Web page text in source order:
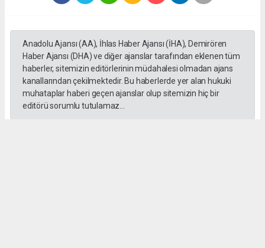
Anadolu Ajansı (AA), İhlas Haber Ajansı (İHA), Demirören
Haber Ajansı (DHA) ve diğer ajanslar tarafından eklenen tüm
haberler, sitemizin editörlerinin müdahalesi olmadan ajans
kanallarından çekilmektedir. Bu haberlerde yer alan hukuki
muhataplar haberi geçen ajanslar olup sitemizin hiç bir
editörü sorumlu tutulamaz...